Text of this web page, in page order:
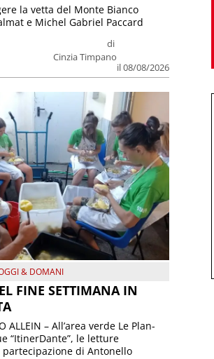
di
Cinzia Timpano
il 08/08/2026
la vetta del Monte Bianco
e Michel Gabriel Paccard
& DOMANI
FINE SETTIMANA IN
ALLEIN – All’area verde Le Plan-
“ItinerDante”, le letture
partecipazione di Antonello